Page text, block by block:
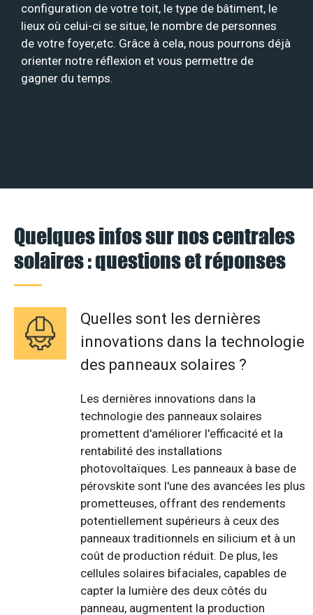
configuration de votre toit, le type de bâtiment, le
lieux où celui-ci se situe, le nombre de personnes
de votre foyer,etc. Grâce à cela, nous pourrons déjà
orienter notre réflexion et vous permettre de
gagner du temps.
Quelques infos sur nos centrales
solaires : questions et réponses
Quelles sont les dernières
innovations dans la technologie
des panneaux solaires ?
Les dernières innovations dans la
technologie des panneaux solaires
promettent d'améliorer l'efficacité et la
rentabilité des installations
photovoltaïques. Les panneaux à base de
pérovskite sont l'une des avancées les plus
prometteuses, offrant des rendements
potentiellement supérieurs à ceux des
panneaux traditionnels en silicium et à un
coût de production réduit. De plus, les
cellules solaires bifaciales, capables de
capter la lumière des deux côtés du
panneau, augmentent la production